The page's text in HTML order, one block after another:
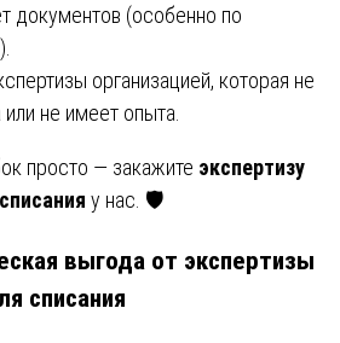
документов (особенно по
организацией, которая не
не имеет опыта.
просто — закажите экспертизу
у нас. 🛡️
выгода от экспертизы
списания